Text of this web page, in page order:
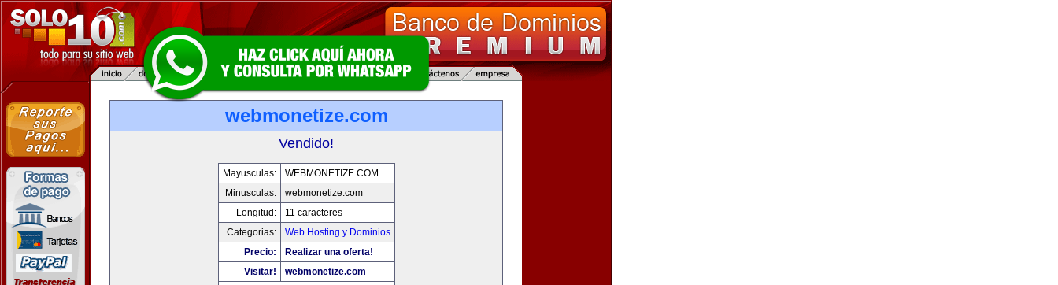
webmonetize.com
Vendido!
Mayusculas:
WEBMONETIZE.COM
Minusculas:
webmonetize.com
Longitud:
11 caracteres
Categorias:
Web Hosting y Dominios
Precio:
Realizar una oferta!
Visitar!
webmonetize.com